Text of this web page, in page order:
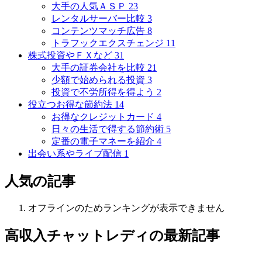
大手の人気ＡＳＰ 23
レンタルサーバー比較 3
コンテンツマッチ広告 8
トラフックエクスチェンジ 11
株式投資やＦＸなど 31
大手の証券会社を比較 21
少額で始められる投資 3
投資で不労所得を得よう 2
役立つお得な節約法 14
お得なクレジットカード 4
日々の生活で得する節約術 5
定番の電子マネーを紹介 4
出会い系やライブ配信 1
人気の記事
オフラインのためランキングが表示できません
高収入チャットレディの最新記事